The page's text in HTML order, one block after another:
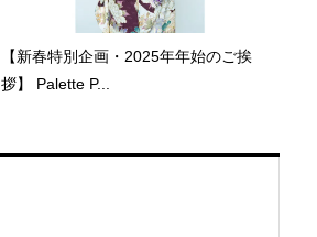
【新春特別企画・2025年年始のご挨
拶】 Palette P...